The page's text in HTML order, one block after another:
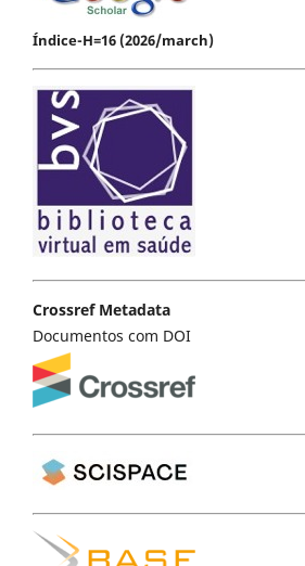
Índice-H=16 (2026/march)
Crossref Metadata
Documentos com DOI